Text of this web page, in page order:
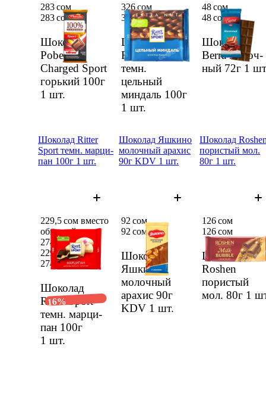
Шоколад
Pobeda
Charged Sport
горький 100г
1 шт.
283 сом
283 сом
Шоколад
Ritter Sport
темн.
цельный
миндаль 100г
1 шт.
326 сом
326 сом
Шоколад
Berra молоч­
ный 72г 1
48 сом
48 сом
Шоколад Ritter
Sport темн. марци­
пан 100г 1 шт.
Шоколад
Ritter Sport
темн. марци­
пан 100г
1 шт.
229,5 сом вместо
обычной цены
274 сом
229,5 сом
274 сом
16%
Шоколад Яшкино
молоч­ный арахис
90г KDV 1 шт.
Шоколад
Яшкино
молоч­ный
арахис 90г
KDV 1 шт.
92 сом
92 сом
Шоколад
пористый мол.
80г 1 шт.
Шоколад
Roshen
пористый
мол. 80г 1
126 сом
126 сом